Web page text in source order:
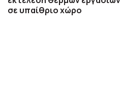
σε υπαίθριο χώρο